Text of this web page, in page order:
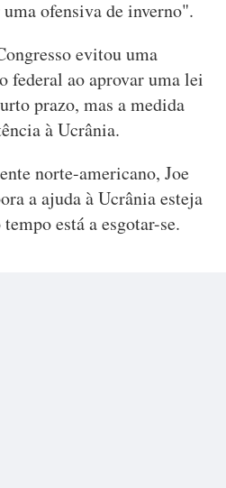
ofensiva de inverno".
evitou uma
federal ao aprovar uma lei
prazo, mas a medida
à Ucrânia.
norte-americano, Joe
a ajuda à Ucrânia esteja
está a esgotar-se.